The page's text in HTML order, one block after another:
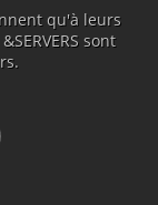
qu'à leurs
sont